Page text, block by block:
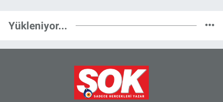
Yükleniyor...